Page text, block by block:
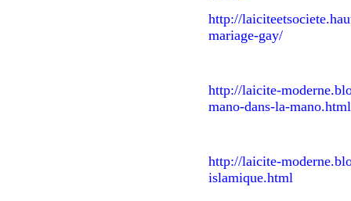
http://
mariage-gay/
http://laicite-
mano-dans-la-mano.html
http://laicite-
islamique.html